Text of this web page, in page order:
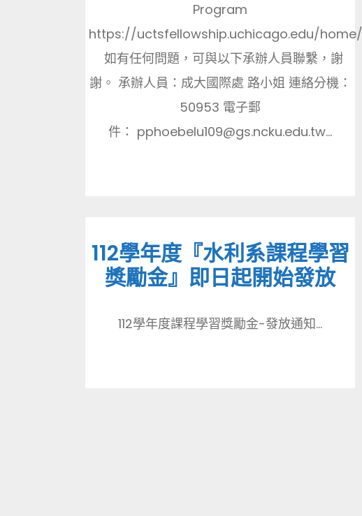
Program
https://uctsfellowship.uchicago.edu/home/
如有任何問題，可與以下承辦人員聯繫，謝
謝。 承辦人員：成大國際處 路小姐 連絡分機：
50953 電子郵
件： pphoebelu109@gs.ncku.edu.tw...
112學年度『水利系課程學習
獎勵金』即日起開始發放
112學年度課程學習獎勵金-發放通知...